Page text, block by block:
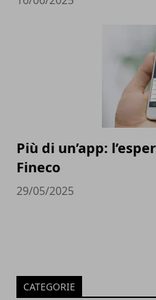
Più di un’app:
Fineco
29/05/2025
CATEGORIE